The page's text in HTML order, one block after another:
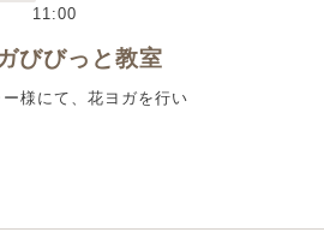
11:00
びびっと教室
様にて、花ヨガを行い